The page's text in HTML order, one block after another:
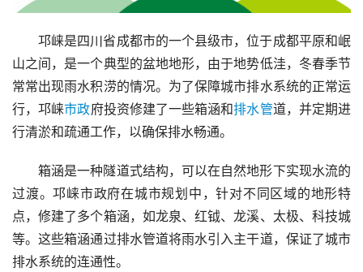
邛崃是四川省成都市的一个县级市，位于成都平原和岷
山之间，是一个典型的盆地地形，由于地势低洼，冬春季节
常常出现雨水积涝的情况。为了保障城市排水系统的正常运
行，邛崃市政府投资修建了一些箱涵和排水管道，并定期进
行清淤和疏通工作，以确保排水畅通。
箱涵是一种隧道式结构，可以在自然地形下实现水流的
过渡。邛崃市政府在城市规划中，针对不同区域的地形特
点，修建了多个箱涵，如龙泉、红钺、龙溪、太极、科技城
等。这些箱涵通过排水管道将雨水引入主干道，保证了城市
排水系统的连通性。